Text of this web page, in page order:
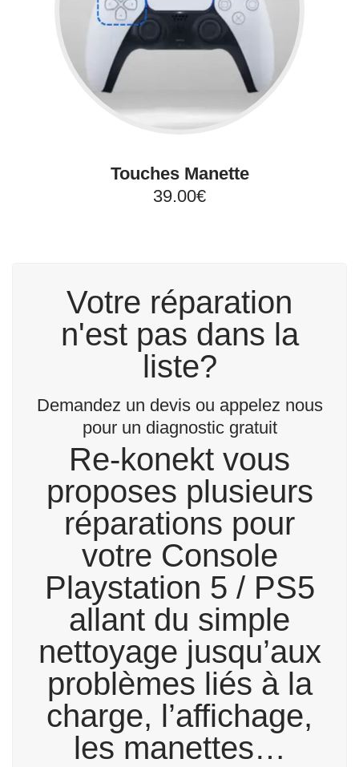
Touches Manette
39.00€
Votre réparation
n'est pas dans la
liste?
Demandez un devis ou appelez nous
pour un diagnostic gratuit
Re-konekt vous
proposes plusieurs
réparations pour
votre Console
Playstation 5 / PS5
allant du simple
nettoyage jusqu’aux
problèmes liés à la
charge, l’affichage,
les manettes…